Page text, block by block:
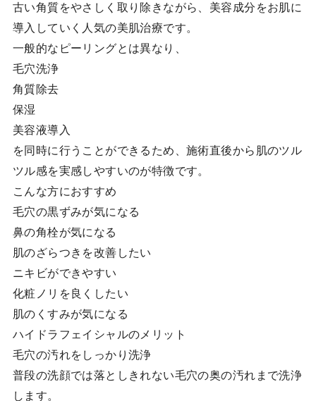
古い角質をやさしく取り除きながら、美容成分をお肌に
導入していく人気の美肌治療です。
一般的なピーリングとは異なり、
毛穴洗浄
角質除去
保湿
美容液導入
を同時に行うことができるため、施術直後から肌のツル
ツル感を実感しやすいのが特徴です。
こんな方におすすめ
毛穴の黒ずみが気になる
鼻の角栓が気になる
肌のざらつきを改善したい
ニキビができやすい
化粧ノリを良くしたい
肌のくすみが気になる
ハイドラフェイシャルのメリット
毛穴の汚れをしっかり洗浄
普段の洗顔では落としきれない毛穴の奥の汚れまで洗浄
します。